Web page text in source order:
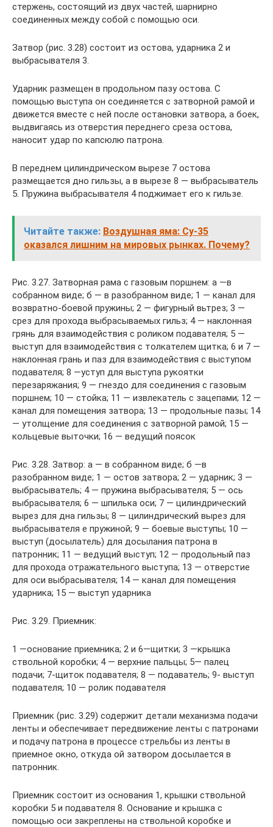
стержень, состоящий из двух частей, шарнирно
соединенных между собой с помощью оси.
Затвор (рис. 3.28) состоит из остова, ударника 2 и
выбрасывателя 3.
Ударник размещен в продольном пазу остова. С
помощью выступа он соединяется с затворной рамой и
движется вместе с ней после остановки затвора, а боек,
выдвигаясь из отверстия переднего среза остова,
наносит удар по капсюлю патрона.
В переднем цилиндрическом вырезе 7 остова
размещается дно гильзы, а в вырезе 8 — выбрасыватель
5. Пружина выбрасывателя 4 поджимает его к гильзе.
Читайте также: Воздушная яма: Су-35
оказался лишним на мировых рынках. Почему?
Рис. 3.27. Затворная рама с газовым поршнем: а —в
собранном виде; б — в разобранном виде; 1 — канал для
возвратно-боевой пружины; 2 — фигурный вьтрез; 3 —
срез для прохода выбрасываемых гильз; 4 — наклонная
грянь для взаимодействия с роликом подавателя; 5 —
выступ для взаимодействия с толкателем щитка; 6 и 7 —
наклонная грань и паз для взаимодействия с выступом
подавателя; 8 —уступ для выступа рукоятки
перезаряжания; 9 — гнездо для соединения с газовым
поршнем; 10 — стойка; 11 — извлекатель с зацепами; 12 —
канал для помещения затвора; 13 — продольные пазы; 14
— утолщение для соединения с затворной рамой; 15 —
кольцевые выточки; 16 — ведущий поясок
Рис. 3.28. Затвор: а — в собранном виде; б —в
разобранном виде; 1 — остов затвора; 2 — ударник; 3 —
выбрасыватель; 4 — пружина выбрасывателя; 5 — ось
выбрасывателя; 6 — шпилька оси; 7 — цилиндрический
вырез для дна гильзы; 8 — цилиндрический вырез для
выбрасывателя е пружиной; 9 — боевые выступы; 10 —
выступ (досылатель) для досылания патрона в
патронник; 11 — ведущий выступ; 12 — продольный паз
для прохода отражательного выступа; 13 — отверстие
для оси выбрасывателя; 14 — канал для помещения
ударника; 15 — выступ ударника
Рис. 3.29. Приемник:
1 —основание приемника; 2 и 6—щитки; 3 —крышка
ствольной коробки; 4 — верхние пальцы; 5— палец
подачи; 7-щиток подавателя; 8 — подаватель; 9- выступ
подавателя; 10 — ролик подавателя
Приемник (рис. 3.29) содержит детали механизма подачи
ленты и обеспечивает передвижение ленты с патронами
и подачу патрона в процессе стрельбы из ленты в
приемное окно, откуда ой затвором досылается в
патронник.
Приемник состоит из основания 1, крышки ствольной
коробки 5 и подавателя 8. Основание и крышка с
помощью оси закреплены на ствольной коробке и